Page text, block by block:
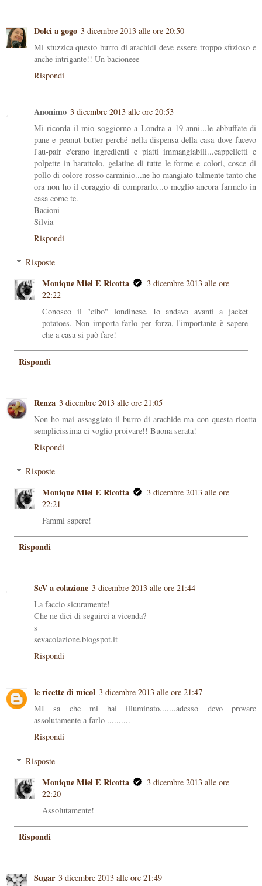
Dolci a gogo 3 dicembre 2013 alle ore 20:50
Mi stuzzica questo burro di arachidi deve essere troppo sfizioso e
anche intrigante!! Un bacioneee
Rispondi
Anonimo 3 dicembre 2013 alle ore 20:53
Mi ricorda il mio soggiorno a Londra a 19 anni...le abbuffate di
pane e peanut butter perché nella dispensa della casa dove facevo
l'au-pair c'erano ingredienti e piatti immangiabili...cappelletti e
polpette in barattolo, gelatine di tutte le forme e colori, cosce di
pollo di colore rosso carminio...ne ho mangiato talmente tanto che
ora non ho il coraggio di comprarlo...o meglio ancora farmelo in
casa come te.
Bacioni
Silvia
Rispondi
Risposte
Monique Miel E Ricotta
3 dicembre 2013 alle ore
22:22
Conosco il "cibo" londinese. Io andavo avanti a jacket
potatoes. Non importa farlo per forza, l'importante è sapere
che a casa si può fare!
Rispondi
Renza 3 dicembre 2013 alle ore 21:05
Non ho mai assaggiato il burro di arachide ma con questa ricetta
semplicissima ci voglio proivare!! Buona serata!
Rispondi
Risposte
Monique Miel E Ricotta
3 dicembre 2013 alle ore
22:21
Fammi sapere!
Rispondi
SeV a colazione 3 dicembre 2013 alle ore 21:44
La faccio sicuramente!
Che ne dici di seguirci a vicenda?
s
sevacolazione.blogspot.it
Rispondi
le ricette di micol 3 dicembre 2013 alle ore 21:47
MI sa che mi hai illuminato.......adesso devo provare
assolutamente a farlo ..........
Rispondi
Risposte
Monique Miel E Ricotta
3 dicembre 2013 alle ore
22:20
Assolutamente!
Rispondi
Sugar 3 dicembre 2013 alle ore 21:49